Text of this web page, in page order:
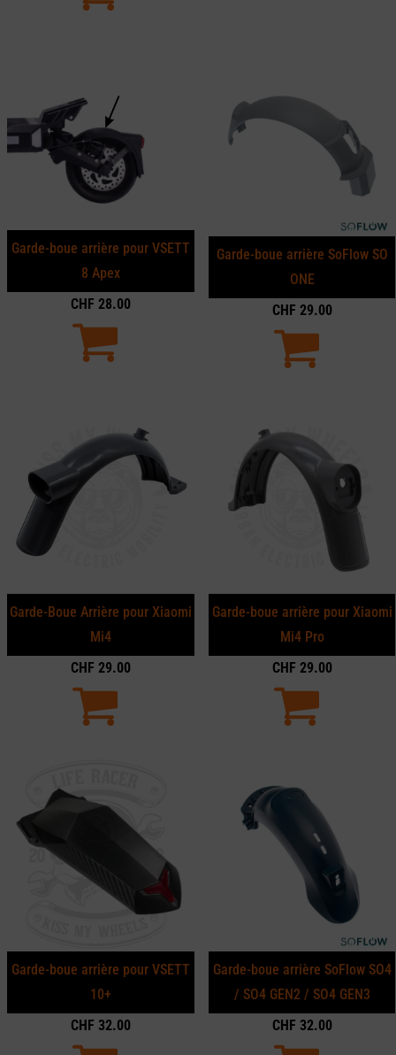
Garde-boue arrière pour VSETT
8 Apex
CHF 28.00
Garde-boue arrière SoFlow SO
ONE
CHF 29.00
Garde-Boue Arrière pour Xiaomi
Mi4
CHF 29.00
Garde-boue arrière pour Xiaomi
Mi4 Pro
CHF 29.00
Garde-boue arrière pour VSETT
10+
CHF 32.00
Garde-boue arrière SoFlow SO4
/ SO4 GEN2 / SO4 GEN3
CHF 32.00